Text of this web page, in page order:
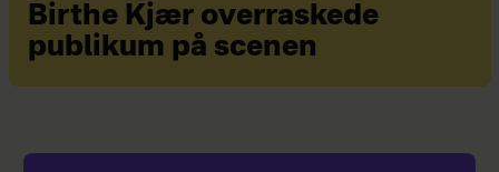
Birthe Kjær overraskede
publikum på scenen